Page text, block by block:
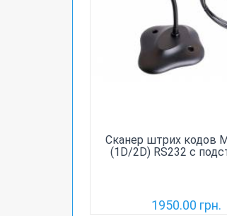
Сканер штрих кодов
(1D/2D) RS232 с
1950.00 грн.